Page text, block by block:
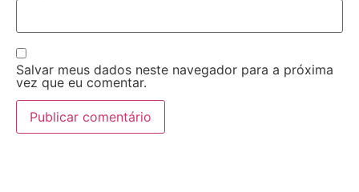
Salvar meus dados neste navegador para a próxima
vez que eu comentar.